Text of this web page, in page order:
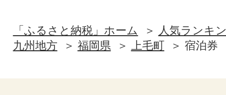
「ふるさと納税」ホーム
人気ランキ
九州地方
福岡県 上毛町 宿泊券